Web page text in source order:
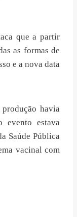
que a partir
as formas de
e a nova data
havia
evento estava
Saúde Pública
vacinal com